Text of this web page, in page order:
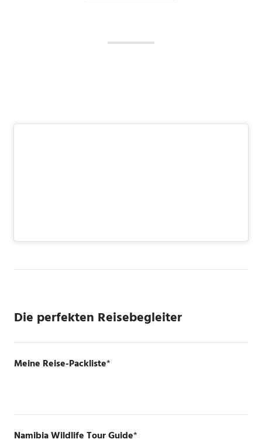
Die perfekten Reisebegleiter
Meine Reise-Packliste*
Namibia Wildlife Tour Guide*